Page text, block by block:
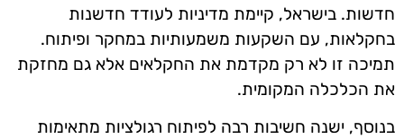
חדשות. בישראל, קיימת מדיניות לעודד חדשנות
בחקלאות, עם השקעות משמעותיות במחקר ופיתוח.
תמיכה זו לא רק מקדמת את החקלאים אלא גם מחזקת
את הכלכלה המקומית.
בנוסף, ישנה חשיבות רבה לפיתוח רגולציות מתאימות